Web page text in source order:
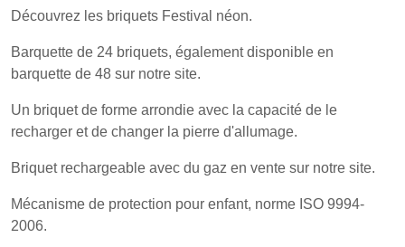
Découvrez les briquets Festival néon.
Barquette de 24 briquets, également disponible en
barquette de 48 sur notre site.
Un briquet de forme arrondie avec la capacité de le
recharger et de changer la pierre d'allumage.
Briquet rechargeable avec du gaz en vente sur notre site.
Mécanisme de protection pour enfant, norme ISO 9994-
2006.